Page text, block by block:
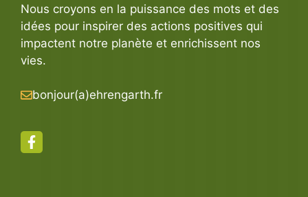
Nous croyons en la puissance des mots et des
idées pour inspirer des actions positives qui
impactent notre planète et enrichissent nos
vies.
bonjour(a)ehrengarth.fr